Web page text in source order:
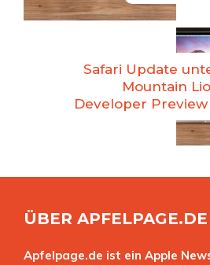
Safari Update
Mountain
Developer Preview
ÜBER APFELPAGE.DE
Apfelpage.de ist ein Apple